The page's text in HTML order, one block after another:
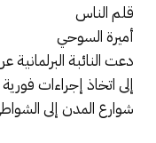
قلم الناس
أميرة السوحي
دعت النائبة
إلى اتخاذ إجراءات
شوارع المدن إلى